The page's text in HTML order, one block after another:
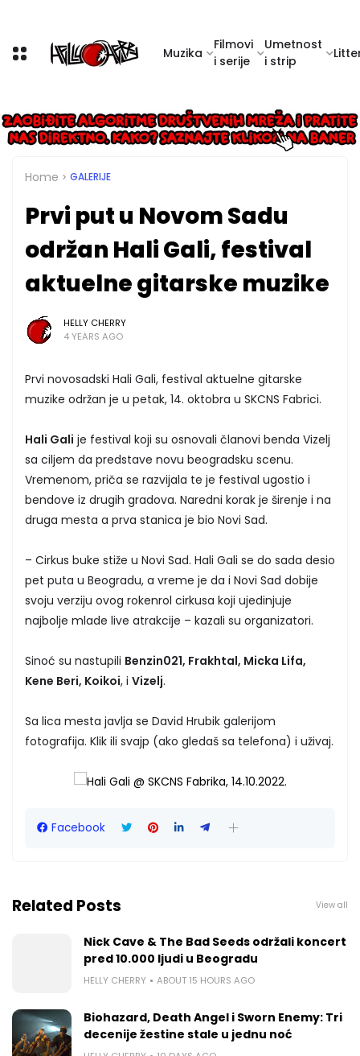
Muzika
Filmovi
i serije
Umetnost
i strip
Home GALERIJE
Prvi put u Novom Sadu
održan Hali Gali, festival
aktuelne gitarske muzike
HELLY CHERRY
4 YEARS AGO
Prvi novosadski Hali Gali, festival aktuelne gitarske
muzike održan je u petak, 14. oktobra u SKCNS Fabrici.
Hali Gali je festival koji su osnovali članovi benda Vizelj
sa ciljem da predstave novu beogradsku scenu.
Vremenom, priča se razvijala te je festival ugostio i
bendove iz drugih gradova. Naredni korak je širenje i na
druga mesta a prva stanica je bio Novi Sad.
– Cirkus buke stiže u Novi Sad. Hali Gali se do sada desio
pet puta u Beogradu, a vreme je da i Novi Sad dobije
svoju verziju ovog rokenrol cirkusa koji ujedinjuje
najbolje mlade live atrakcije – kazali su organizatori.
Sinoć su nastupili Benzin021, Frakhtal, Micka Lifa,
Kene Beri, Koikoi, i Vizelj.
Sa lica mesta javlja se David Hrubik galerijom
fotografija. Klik ili svajp (ako gledaš sa telefona) i uživaj.
Facebook
Related Posts View all
Nick Cave & The Bad Seeds održali koncert
pred 10.000 ljudi u Beogradu
HELLY CHERRY ABOUT 15 HOURS AGO
Biohazard, Death Angel i Sworn Enemy: Tri
decenije žestine stale u jednu noć